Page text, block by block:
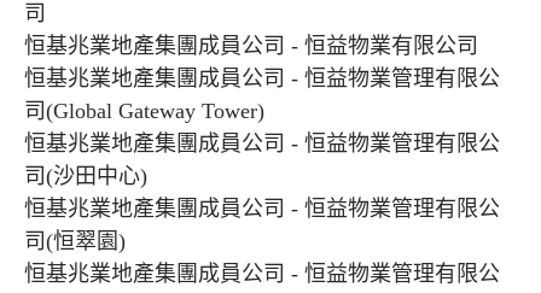
司
恒基兆業地產集團成員公司 - 恒益物業有限公司
恒基兆業地產集團成員公司 - 恒益物業管理有限公
司(Global Gateway Tower)
恒基兆業地產集團成員公司 - 恒益物業管理有限公
司(沙田中心)
恒基兆業地產集團成員公司 - 恒益物業管理有限公
司(恒翠園)
恒基兆業地產集團成員公司 - 恒益物業管理有限公